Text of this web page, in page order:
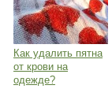
Как удалить пятна
от крови на
одежде?